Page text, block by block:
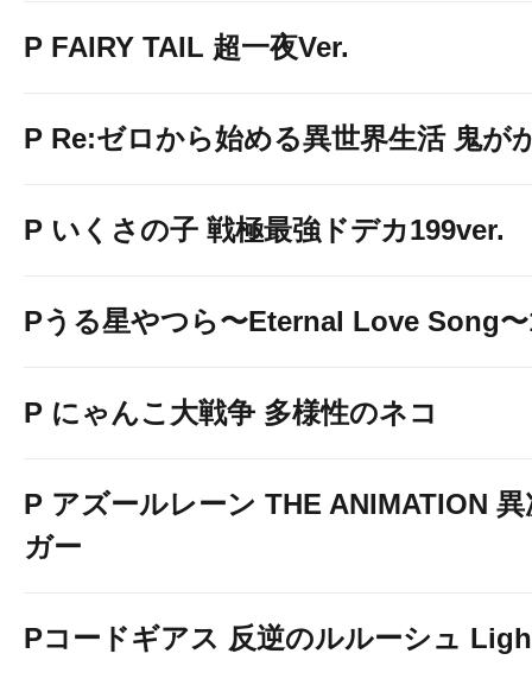
P FAIRY TAIL 超一夜Ver.
P Re:ゼロから始める異世界生活 鬼が
P いくさの子 戦極最強ドデカ199ver.
Pうる星やつら〜Eternal Love Song
P にゃんこ大戦争 多様性のネコ
P アズールレーン THE ANIMATION
ガー
Pコードギアス 反逆のルルーシュ